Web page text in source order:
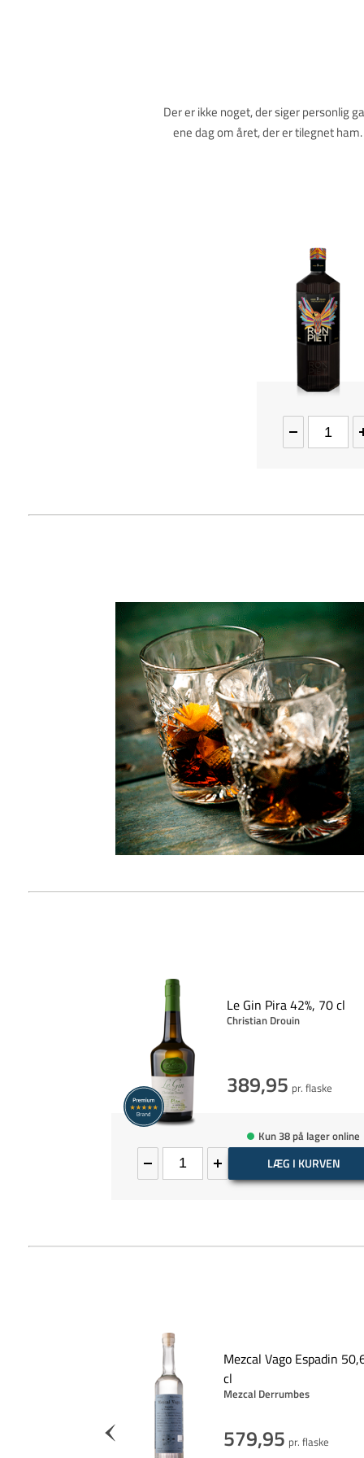
Der er ikke noget, der siger personlig
ene dag om året, der er tilegnet
Le Gin Pira 42%, 70 cl
Christian Drouin
389,95 pr. flaske
Kun 38 på lager online
LÆG I KURVEN
Mezcal Vago Espadin
cl
Mezcal Derrumbes
579,95 pr. flaske